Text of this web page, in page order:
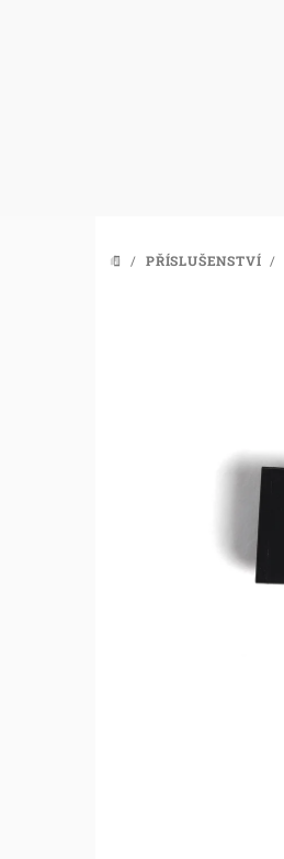
DOMŮ
/ PŘÍSLUŠENSTVÍ /